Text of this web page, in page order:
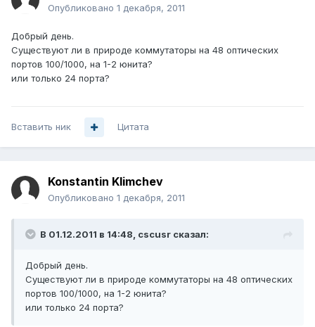
Опубликовано 1 декабря, 2011
Добрый день.
Существуют ли в природе коммутаторы на 48 оптических
портов 100/1000, на 1-2 юнита?
или только 24 порта?
Вставить ник Цитата
Konstantin Klimchev
Опубликовано 1 декабря, 2011
В 01.12.2011 в 14:48, cscusr сказал:
Добрый день.
Существуют ли в природе коммутаторы на 48 оптических
портов 100/1000, на 1-2 юнита?
или только 24 порта?